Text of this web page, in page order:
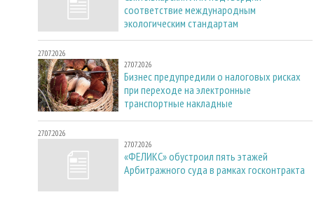
соответствие международным
экологическим стандартам
27.07.2026
27.07.2026
Бизнес предупредили о налоговых рисках
при переходе на электронные
транспортные накладные
27.07.2026
27.07.2026
«ФЕЛИКС» обустроил пять этажей
Арбитражного суда в рамках госконтракта